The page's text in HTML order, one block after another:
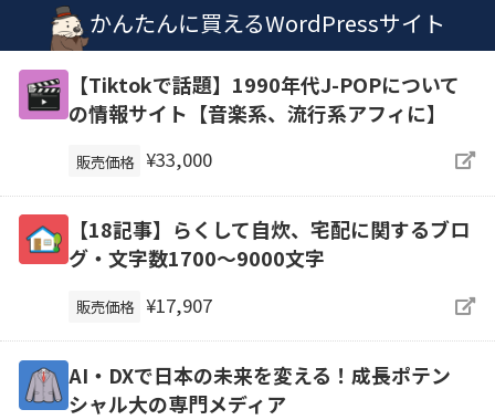
かんたんに買えるWordPressサイト
【Tiktokで話題】1990年代J-POPについて
の情報サイト【音楽系、流行系アフィに】
販売価格 ¥33,000
【18記事】らくして自炊、宅配に関するブロ
グ・文字数1700～9000文字
販売価格 ¥17,907
AI・DXで日本の未来を変える！成長ポテン
シャル大の専門メディア